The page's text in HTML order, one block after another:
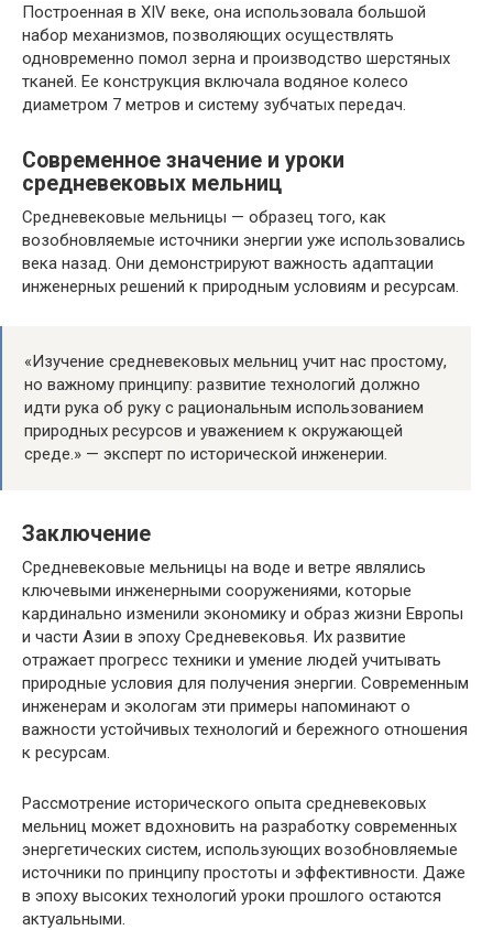
Построенная в XIV веке, она использовала большой
набор механизмов, позволяющих осуществлять
одновременно помол зерна и производство шерстяных
тканей. Ее конструкция включала водяное колесо
диаметром 7 метров и систему зубчатых передач.
Современное значение и уроки
средневековых мельниц
Средневековые мельницы — образец того, как
возобновляемые источники энергии уже использовались
века назад. Они демонстрируют важность адаптации
инженерных решений к природным условиям и ресурсам.
«Изучение средневековых мельниц учит нас простому,
но важному принципу: развитие технологий должно
идти рука об руку с рациональным использованием
природных ресурсов и уважением к окружающей
среде.» — эксперт по исторической инженерии.
Заключение
Средневековые мельницы на воде и ветре являлись
ключевыми инженерными сооружениями, которые
кардинально изменили экономику и образ жизни Европы
и части Азии в эпоху Средневековья. Их развитие
отражает прогресс техники и умение людей учитывать
природные условия для получения энергии. Современным
инженерам и экологам эти примеры напоминают о
важности устойчивых технологий и бережного отношения
к ресурсам.
Рассмотрение исторического опыта средневековых
мельниц может вдохновить на разработку современных
энергетических систем, использующих возобновляемые
источники по принципу простоты и эффективности. Даже
в эпоху высоких технологий уроки прошлого остаются
актуальными.